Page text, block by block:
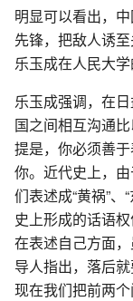
明显可以看出，
先锋，把敌人诱
乐玉成在人民大学
乐玉成强调，在
国之间相互沟通
提是，你必须善
你。近代史上，
们表述成“黄祸”
史上形成的话语
在表述自己方面
导人指出，落后
现在我们把前两